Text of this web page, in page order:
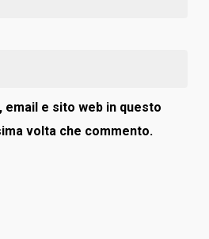
email e sito web in questo
volta che commento.